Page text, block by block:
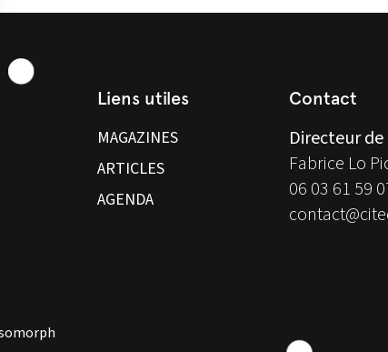
Liens utiles
MAGAZINES
ARTICLES
AGENDA
Contact
Directeur
Fabrice Lo
06 03 61 59